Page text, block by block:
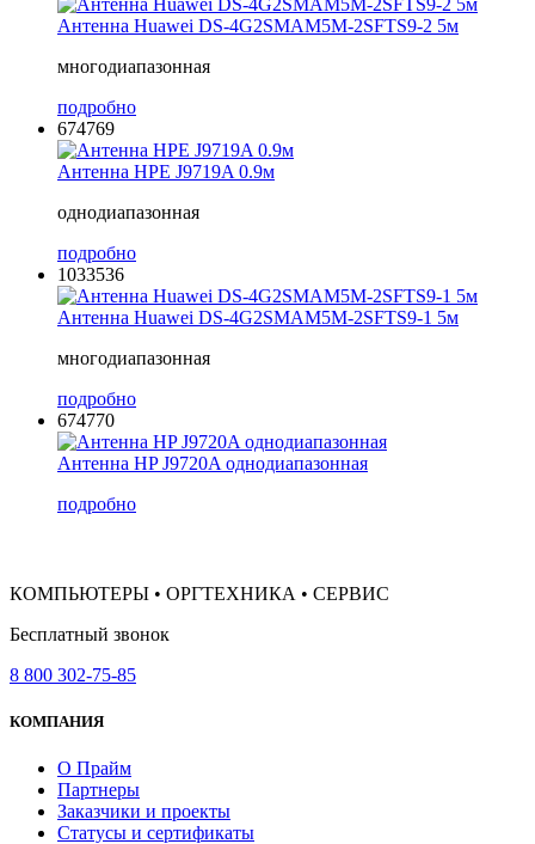
Антенна Huawei DS-4G2SMAM5M-2SFTS9-2 5м
многодиапазонная
подробно
674769
Антенна HPE J9719A 0.9м
однодиапазонная
подробно
1033536
Антенна Huawei DS-4G2SMAM5M-2SFTS9-1 5м
многодиапазонная
подробно
674770
Антенна HP J9720A однодиапазонная
подробно
КОМПЬЮТЕРЫ • ОРГТЕХНИКА • СЕРВИС
Бесплатный звонок
8 800 302-75-85
КОМПАНИЯ
О Прайм
Партнеры
Заказчики и проекты
Статусы и сертификаты